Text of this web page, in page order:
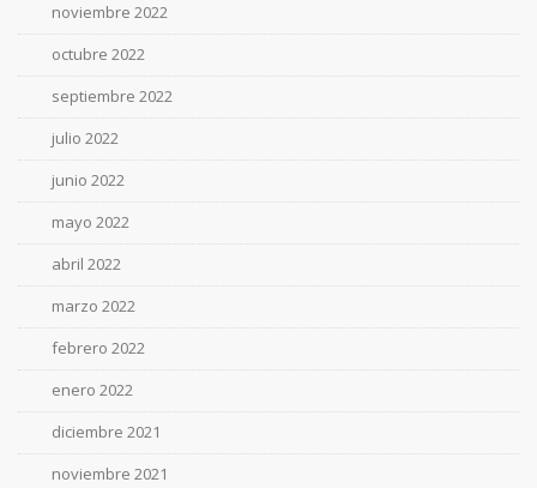
noviembre 2022
octubre 2022
septiembre 2022
julio 2022
junio 2022
mayo 2022
abril 2022
marzo 2022
febrero 2022
enero 2022
diciembre 2021
noviembre 2021